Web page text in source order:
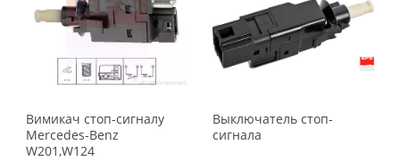
Вимикач стоп-сигналу
Mercedes-Benz
W201,W124
Выключатель стоп-
сигнала